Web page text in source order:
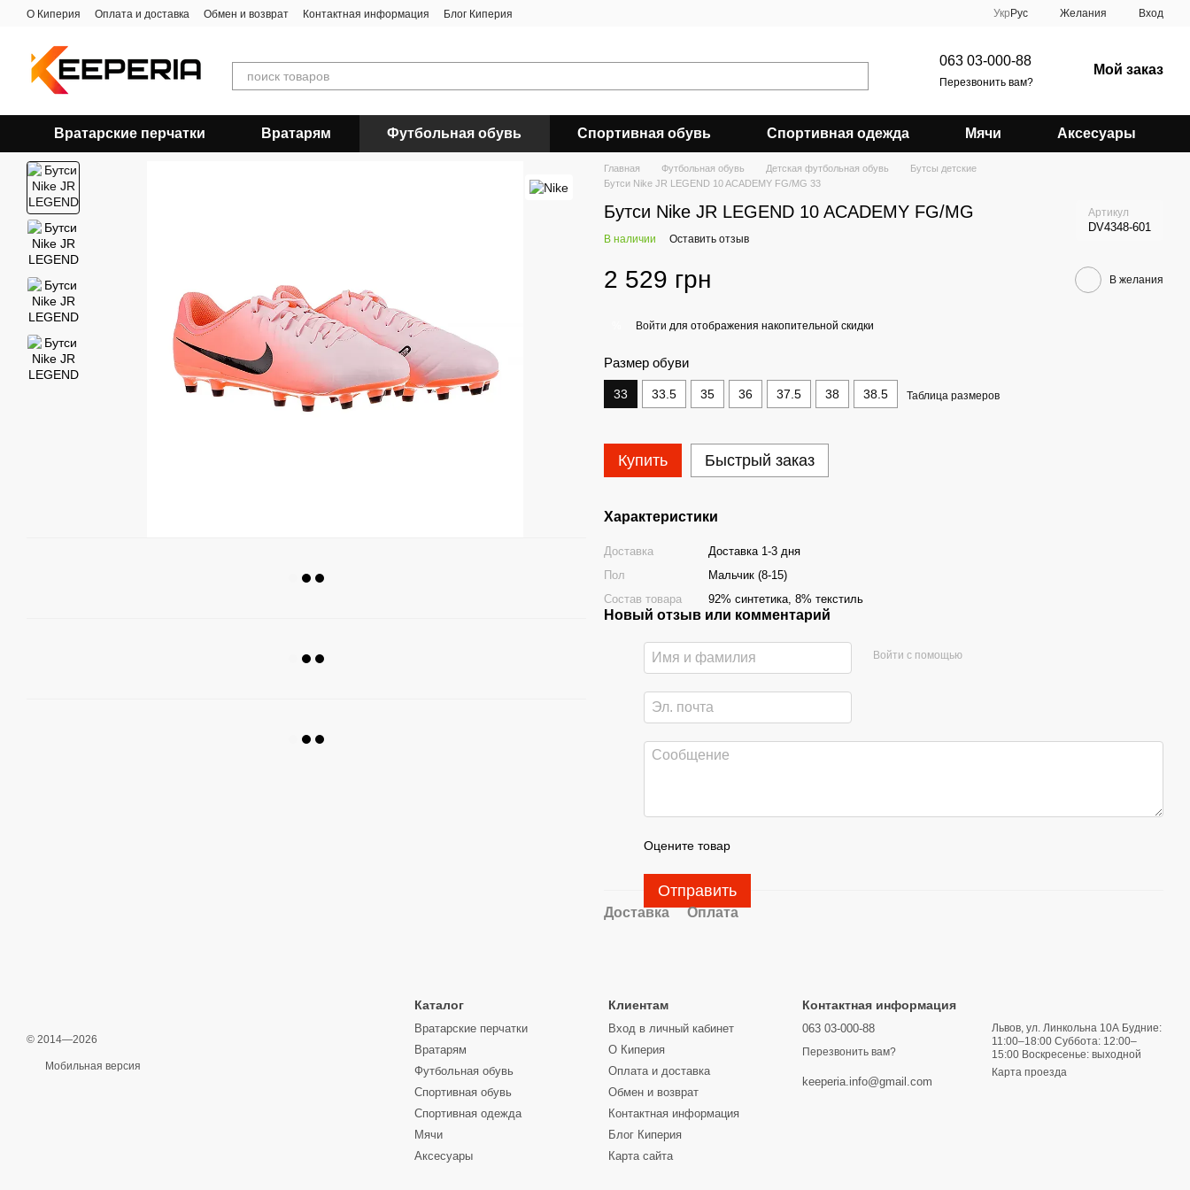
Перейти к основному контенту
О Киперия Оплата и доставка Обмен и возврат Контактная информация Блог Киперия Укр Рус Желания Вход
063 03-000-88
Перезвонить вам?
Мой заказ
Вратарские перчатки Вратарям Футбольная обувь Спортивная обувь Спортивная одежда Мячи Аксесуары
Главная Футбольная обувь Детская футбольная обувь
Бутсы детские
Бутси Nike JR LEGEND 10 ACADEMY FG/MG 33
Бутси Nike JR LEGEND 10 ACADEMY FG/MG Артикул
DV4348-601
В наличии Оставить отзыв
2 529 грн В желания
Войти для отображения накопительной скидки
Размер обуви
33 33.5 35 36 37.5 38 38.5 Таблица размеров
Купить Быстрый заказ
Характеристики
Доставка
Доставка 1-3 дня
Пол
Мальчик (8-15)
Состав товара
92% синтетика, 8% текстиль
Новый отзыв или комментарий
Войти с помощью
Оцените товар
Отправить
Доставка Оплата
© 2014—2026
Мобильная версия
Каталог
Вратарские перчатки
Вратарям
Футбольная обувь
Спортивная обувь
Спортивная одежда
Мячи
Аксесуары
Клиентам
Вход в личный кабинет
О Киперия
Оплата и доставка
Обмен и возврат
Контактная информация
Блог Киперия
Карта сайта
Контактная информация
063 03-000-88
Перезвонить вам?
keeperia.info@gmail.com
Львов, ул. Линкольна 10А Будние:
11:00–18:00 Суббота: 12:00–
15:00 Воскресенье: выходной
Карта проезда